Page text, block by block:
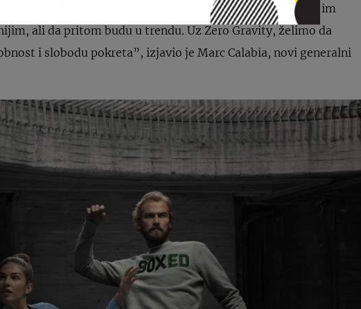
potrebe za osluškivanjem potreba potrošača kako bi im
ali da pritom budu u trendu. Uz Zero Gravity, želimo da
i slobodu pokreta”, izjavio je Marc Calabia, novi generalni